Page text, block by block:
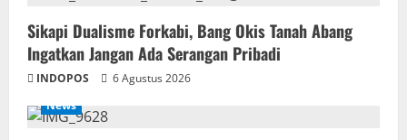
Sikapi Dualisme Forkabi, Bang Okis Tanah Abang
Ingatkan Jangan Ada Serangan Pribadi
INDOPOS
6 Agustus 2026
News